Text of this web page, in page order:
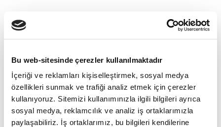
Bu web-sitesinde çerezler kullanılmaktadır
İçeriği ve reklamları kişiselleştirmek, sosyal medya
özellikleri sunmak ve trafiği analiz etmek için çerezler
kullanıyoruz. Sitemizi kullanımınızla ilgili bilgileri ayrıca
sosyal medya, reklamcılık ve analiz iş ortaklarımızla
paylaşabiliriz. İş ortaklarımız, bu bilgileri kendilerine